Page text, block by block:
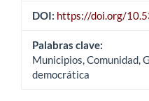
DOI: https://doi.org/
Palabras clave:
Municipios, Comunidad,
democrática